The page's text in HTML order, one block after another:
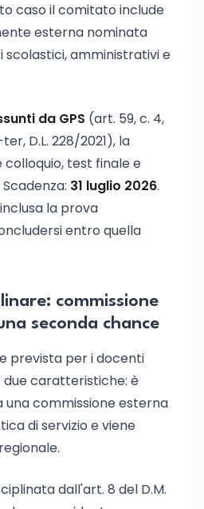
caso il comitato include
esterna nominata
scolastici, amministrativi e
da GPS (art. 59, c. 4,
D.L. 228/2021), la
test finale e
Scadenza: 31 luglio 2026.
la prova
entro quella
commissione
seconda chance
prevista per i docenti
due caratteristiche: è
una commissione esterna
di servizio e viene
dall'art. 8 del D.M.